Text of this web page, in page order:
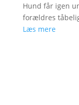
Hund får igen
forældres
Læs mere